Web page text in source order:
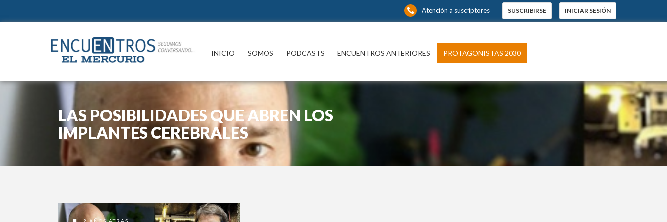
SUSCRIBIRSE INICIAR SESIÓN
Atención a suscriptores
INICIO SOMOS PODCASTS ENCUENTROS ANTERIORES PROTAGONISTAS 2030
LAS POSIBILIDADES QUE ABREN LOS
IMPLANTES CEREBRALES
2 AÑOS ATRAS